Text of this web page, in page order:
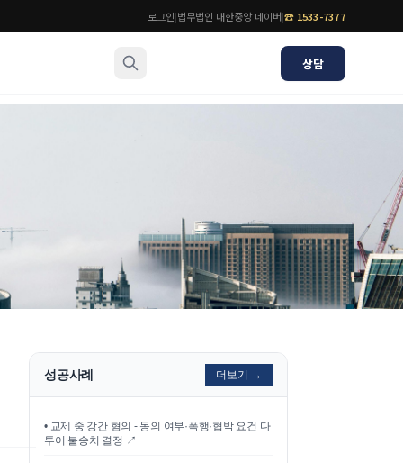
로그인|법무법인 대한중앙 네이버|☎ 1533-7377
상담
법률 블로그
법률서식
뉴스레터/브로슈어
성공사례 더보기 →
• 교제 중 강간 혐의 - 동의 여부·폭행·협박 요건 다
투어 불송치 결정 ↗